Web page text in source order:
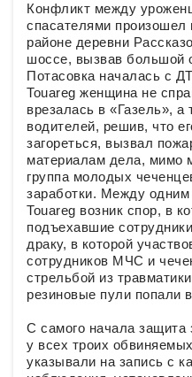
Конфликт между
спасателями произошел
районе деревни
шоссе, вызвав большой
Потасовка началась с
Touareg женщина не
врезалась в «Газель»,
водителей, решив, что
загореться, вызвал
материалам дела, мимо
группа молодых
заработки. Между
Touareg возник спор, в
подъехавшие
драку, в которой
сотрудников МЧС и
стрельбой из
резиновые пули попали
С самого начала защита
у всех троих
указывали на запись с